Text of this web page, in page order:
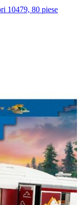
10479, 80 piese